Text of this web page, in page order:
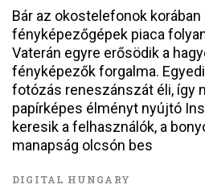
Bár az okostelefonok korában
fényképezőgépek piaca
Vaterán egyre erősödik a
fényképezők forgalma.
fotózás reneszánszát éli, így
papírképes élményt nyújtó
keresik a felhasználók, a
manapság olcsón bes
DIGITAL HUNGARY